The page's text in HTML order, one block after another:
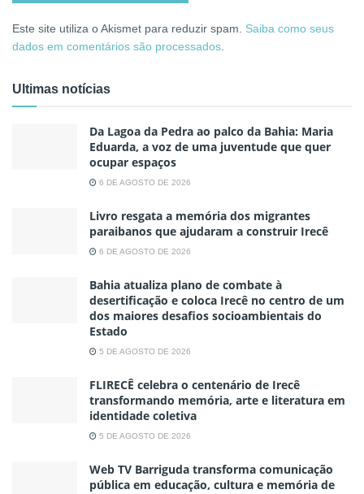
Este site utiliza o Akismet para reduzir spam. Saiba como seus
dados em comentários são processados
Ultimas notícias
Da Lagoa da Pedra ao palco da Bahia: Maria
Eduarda, a voz de uma juventude que quer
ocupar espaços
6 DE AGOSTO DE 2026
Livro resgata a memória dos migrantes
paraibanos que ajudaram a construir Irecê
6 DE AGOSTO DE 2026
Bahia atualiza plano de combate à
desertificação e coloca Irecê no centro de um
dos maiores desafios socioambientais do
Estado
5 DE AGOSTO DE 2026
FLIRECÊ celebra o centenário de Irecê
transformando memória, arte e literatura em
identidade coletiva
5 DE AGOSTO DE 2026
Web TV Barriguda transforma comunicação
pública em educação, cultura e memória de